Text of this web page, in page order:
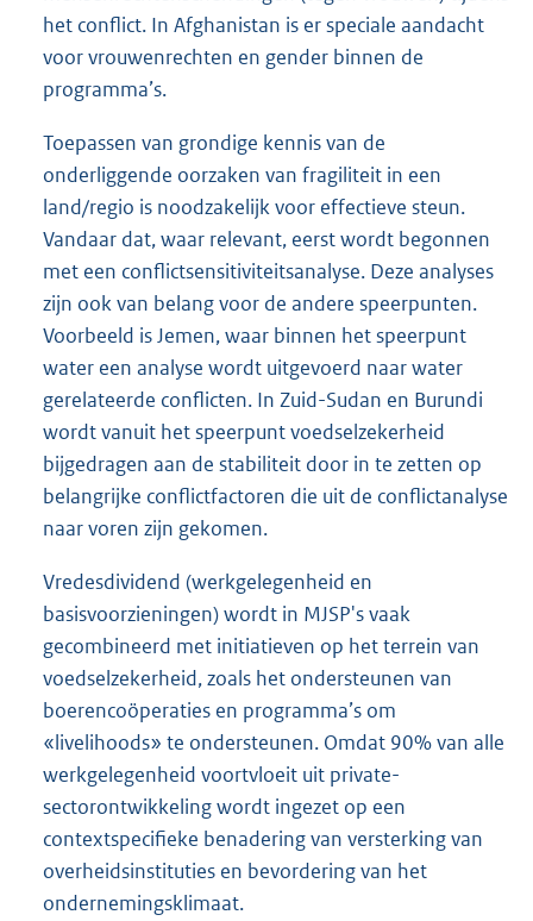
het conflict. In Afghanistan is er speciale aandacht
voor vrouwenrechten en gender binnen de
programma’s.
Toepassen van grondige kennis van de
onderliggende oorzaken van fragiliteit in een
land/regio is noodzakelijk voor effectieve steun.
Vandaar dat, waar relevant, eerst wordt begonnen
met een conflictsensitiviteitsanalyse. Deze analyses
zijn ook van belang voor de andere speerpunten.
Voorbeeld is Jemen, waar binnen het speerpunt
water een analyse wordt uitgevoerd naar water
gerelateerde conflicten. In Zuid-Sudan en Burundi
wordt vanuit het speerpunt voedselzekerheid
bijgedragen aan de stabiliteit door in te zetten op
belangrijke conflictfactoren die uit de conflictanalyse
naar voren zijn gekomen.
Vredesdividend (werkgelegenheid en
basisvoorzieningen) wordt in MJSP's vaak
gecombineerd met initiatieven op het terrein van
voedselzekerheid, zoals het ondersteunen van
boerencoöperaties en programma’s om
«livelihoods» te ondersteunen. Omdat 90% van alle
werkgelegenheid voortvloeit uit private-
sectorontwikkeling wordt ingezet op een
contextspecifieke benadering van versterking van
overheidsinstituties en bevordering van het
ondernemingsklimaat.